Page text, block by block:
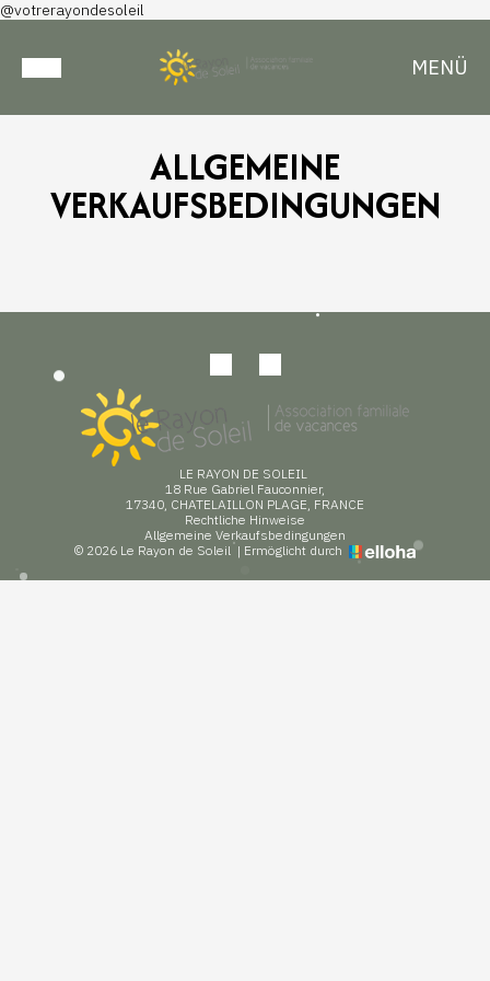
@votrerayondesoleil
MENÜ
ALLGEMEINE
VERKAUFSBEDINGUNGEN
LE RAYON DE SOLEIL
18 Rue Gabriel Fauconnier,
17340, CHATELAILLON PLAGE, FRANCE
Rechtliche Hinweise
Allgemeine Verkaufsbedingungen
© 2026 Le Rayon de Soleil | Ermöglicht durch